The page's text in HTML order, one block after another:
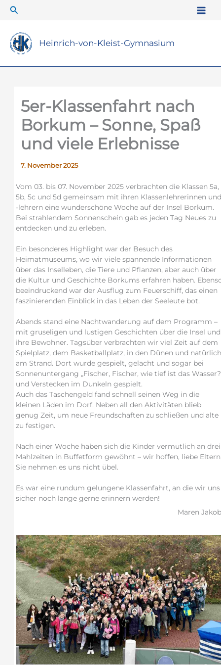
Zum
Inhalt
Suchen
Heinrich-von-Kleist-Gymnasium
5er-Klassenfahrt nach
Borkum – Sonne, Spaß
und viele Erlebnisse
7. November 2025
Vom 03. bis 07. November 2025 verbrachten die Klassen 5a,
5b, 5c und 5d gemeinsam mit ihren Klassenlehrerinnen und
-lehrern eine wunderschöne Woche auf der Insel Borkum.
Bei strahlendem Sonnenschein gab es jeden Tag Neues zu
entdecken und zu erleben.
Ein besonderes Highlight war der Besuch des
Heimatmuseums, wo wir viele spannende Informationen
über das Inselleben, die Tiere und Pflanzen, aber auch über
die Kultur und Geschichte Borkums erfahren haben.
beeindruckend war der Ausflug zum Feuerschiff, das einen
faszinierenden Einblick in das Leben der Seeleute bot.
Abends stand eine Nachtwanderung auf dem Programm –
mit gruseligen und lustigen Geschichten über die Insel und
ihre Bewohner. Tagsüber verbrachten wir viel Zeit auf dem
Spielplatz, dem Basketballplatz, in den Dünen und natürlich
am Strand. Dort wurde gespielt, gelacht und sogar bei
Sonnenuntergang „Fischer, Fischer, wie tief ist das
und Verstecken im Dunkeln gespielt.
Auch das Taschengeld fand schnell seinen Weg in die
kleinen Läden im Dorf. Neben all den Aktivitäten blieb
genug Zeit, um neue Freundschaften zu schließen und alte
zu festigen.
Nach einer Woche haben sich die Kinder vermutlich an drei
Mahlzeiten in Buffetform gewöhnt – wir hoffen, liebe
Sie nehmen es uns nicht übel.
Es war eine rundum gelungene Klassenfahrt, an die wir uns
sicher noch lange gerne erinnern werden!
Maren